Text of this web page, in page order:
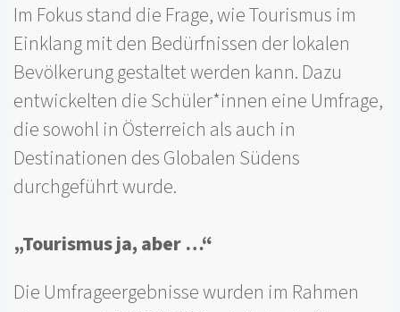
Im Fokus stand die Frage, wie Tourismus im
Einklang mit den Bedürfnissen der lokalen
Bevölkerung gestaltet werden kann. Dazu
entwickelten die Schüler*innen eine Umfrage,
die sowohl in Österreich als auch in
Destinationen des Globalen Südens
durchgeführt wurde.
„Tourismus ja, aber …“
Die Umfrageergebnisse wurden im Rahmen